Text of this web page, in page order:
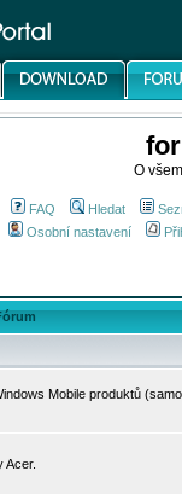
O
FAQ Hledat
Osobní nastavení
Mobile produktů
Acer.